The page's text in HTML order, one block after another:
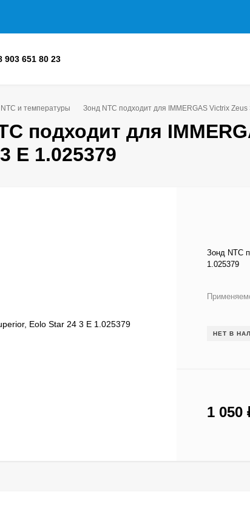
903 651 80 23
и температуры Зонд NTC подходит для IMMERGAS Victrix
подходит для
E 1.025379
Зонд NTC
1.025379
НЕТ В
1 050